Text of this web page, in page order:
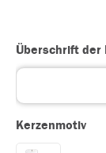
Überschrift der
Kerzenmotiv